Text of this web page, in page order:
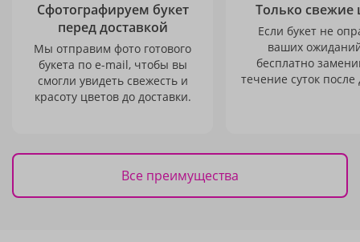
Сфотографируем букет
перед доставкой
Мы отправим фото готового
букета по e-mail, чтобы вы
смогли увидеть свежесть и
красоту цветов до доставки.
Только свежие
Если букет не
ваших
бесплатно
течение суток после
Все преимущества